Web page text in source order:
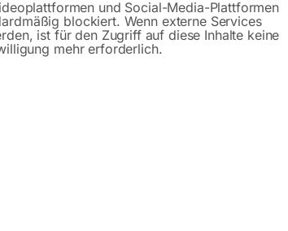
F 23 N TERSA
Aluminium mit Laufweg 2250 mm
Sägeblatt bis 45° schwenkbar
mm ausziehbarem Aluminium-
nachgeglüht und spannungsfrei für
und Social-Media-Plattformen
blockiert. Wenn externe Services
ist für den Zugriff auf diese Inhalte keine
mehr erforderlich.